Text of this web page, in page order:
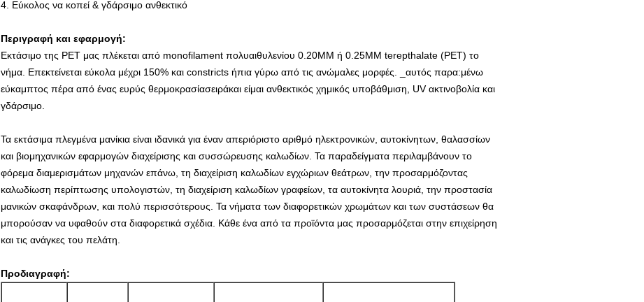
4. Εύκολος να κοπεί & γδάρσιμο ανθεκτικό
Περιγραφή και εφαρμογή:
Εκτάσιμο της PET μας πλέκεται από monofilament πολυαιθυλενίου 0.20MM ή 0.25MM terepthalate (PET) το
νήμα. Επεκτείνεται εύκολα μέχρι 150% και constricts ήπια γύρω από τις ανώμαλες μορφές. _αυτός παρα:μένω
εύκαμπτος πέρα από ένας ευρύς θερμοκρασίασειράκαι είμαι ανθεκτικός χημικός υποβάθμιση, UV ακτινοβολία και
γδάρσιμο.
Τα εκτάσιμα πλεγμένα μανίκια είναι ιδανικά για έναν απεριόριστο αριθμό ηλεκτρονικών, αυτοκίνητων, θαλασσίων
και βιομηχανικών εφαρμογών διαχείρισης και συσσώρευσης καλωδίων. Τα παραδείγματα περιλαμβάνουν το
φόρεμα διαμερισμάτων μηχανών επάνω, τη διαχείριση καλωδίων εγχώριων θεάτρων, την προσαρμόζοντας
καλωδίωση περίπτωσης υπολογιστών, τη διαχείριση καλωδίων γραφείων, τα αυτοκίνητα λουριά, την προστασία
μανικών σκαφάνδρων, και πολύ περισσότερους. Τα νήματα των διαφορετικών χρωμάτων και των συστάσεων θα
μπορούσαν να υφαθούν στα διαφορετικά σχέδια. Κάθε ένα από τα προϊόντα μας προσαρμόζεται στην επιχείρηση
και τις ανάγκες του πελάτη.
Προδιαγραφή: